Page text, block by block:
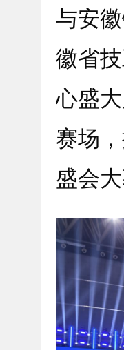
与安
徽省
心盛
赛场
盛会大